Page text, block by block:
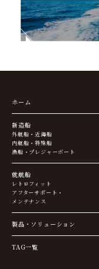
ホーム
新造船
外航船・近海船
内航船・特殊船
漁船・プレジャーボート
就航船
レトロフィット
アフターサポート・
メンテナンス
製品・ソリューション
TAG一覧